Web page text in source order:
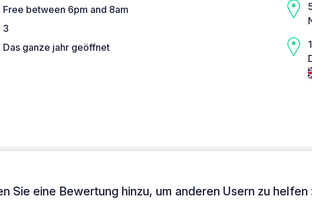
Free between 6pm and 8am
3
Das ganze jahr geöffnet
Sie eine Bewertung hinzu, um anderen Usern zu helfen